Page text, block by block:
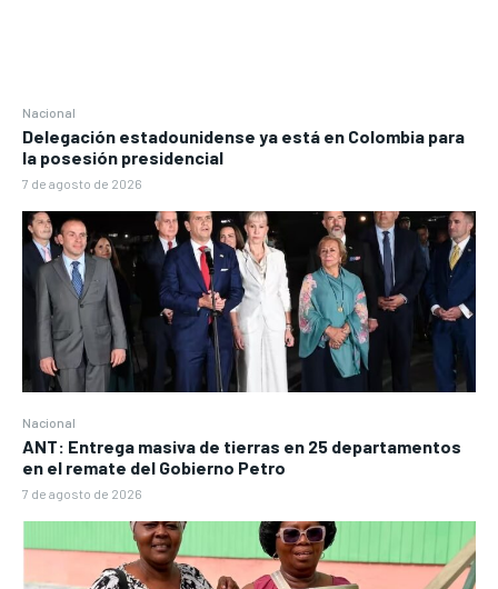
Nacional
Delegación estadounidense ya está en Colombia para
la posesión presidencial
7 de agosto de 2026
Nacional
ANT: Entrega masiva de tierras en 25 departamentos
en el remate del Gobierno Petro
7 de agosto de 2026